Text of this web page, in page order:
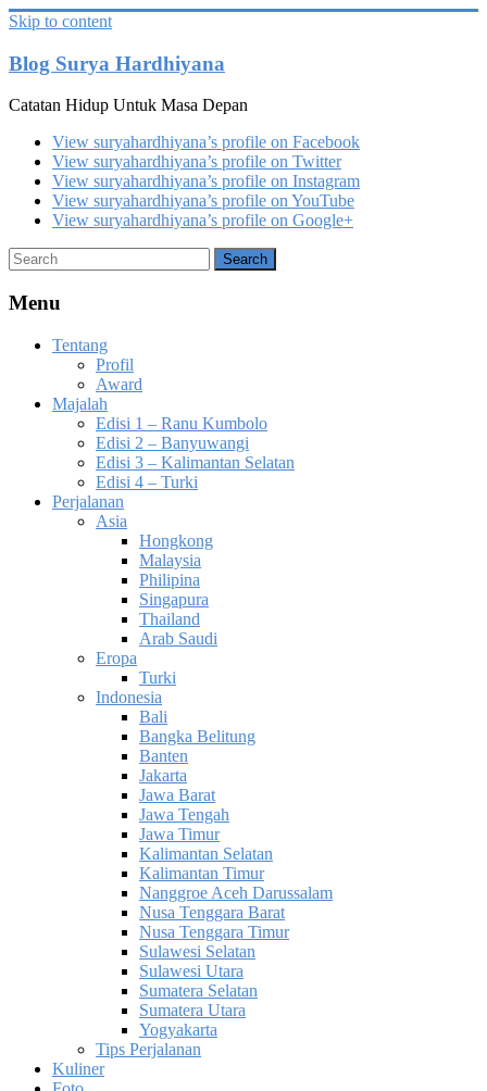
Skip to content
Blog Surya Hardhiyana
Catatan Hidup Untuk Masa Depan
View suryahardhiyana’s profile on Facebook
View suryahardhiyana’s profile on Twitter
View suryahardhiyana’s profile on Instagram
View suryahardhiyana’s profile on YouTube
View suryahardhiyana’s profile on Google+
Menu
Tentang
Profil
Award
Majalah
Edisi 1 – Ranu Kumbolo
Edisi 2 – Banyuwangi
Edisi 3 – Kalimantan Selatan
Edisi 4 – Turki
Perjalanan
Asia
Hongkong
Malaysia
Philipina
Singapura
Thailand
Arab Saudi
Eropa
Turki
Indonesia
Bali
Bangka Belitung
Banten
Jakarta
Jawa Barat
Jawa Tengah
Jawa Timur
Kalimantan Selatan
Kalimantan Timur
Nanggroe Aceh Darussalam
Nusa Tenggara Barat
Nusa Tenggara Timur
Sulawesi Selatan
Sulawesi Utara
Sumatera Selatan
Sumatera Utara
Yogyakarta
Tips Perjalanan
Kuliner